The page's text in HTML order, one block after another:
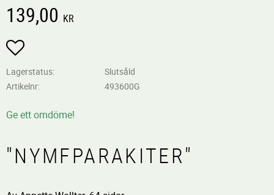
139,00 KR
Lägg till i favoriter
Lagerstatus
Slutsåld
Artikelnr
493600G
Ge ett omdöme!
"NYMFPARAKITER"